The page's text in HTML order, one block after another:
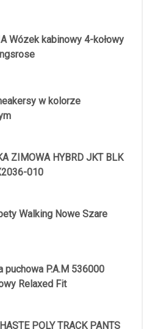
Wózek kabinowy 4-kołowy
w kolorze
ZIMOWA HYBRD JKT BLK
010
Walking Nowe Szare
puchowa P.A.M 536000
Relaxed Fit
POLY TRACK PANTS